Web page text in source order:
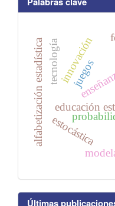
educación
alfabetización estadística juegos
estocástica
innovación
tecnología
Últimas